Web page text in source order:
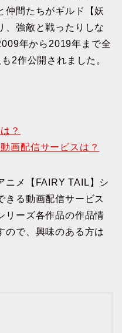
仲間たちがギルド【妖
、強敵と戦ったりしな
年から2019年まで全
2作公開されました。
？
画配信サービスは？
ニメ【FAIRY TAIL】シ
きる動画配信サービス
リーズ各作品の作品情
ので、興味のある方は